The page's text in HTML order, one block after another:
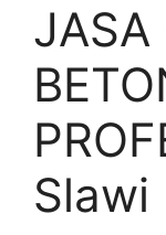
JASA
Slawi